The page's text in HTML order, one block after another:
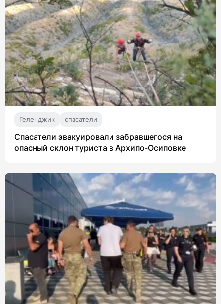
Геленджик спасатели
Спасатели эвакуировали забравшегося на
опасный склон туриста в Архипо-Осиповке